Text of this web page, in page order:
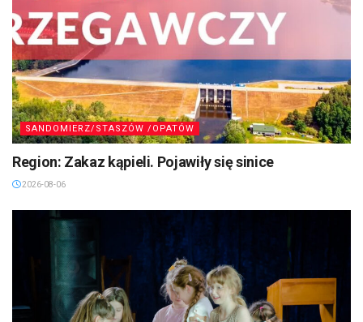
SANDOMIERZ/STASZÓW /OPATÓW
Region: Zakaz kąpieli. Pojawiły się sinice
2026-08-06